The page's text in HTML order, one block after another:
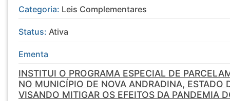
Categoria: Leis Complementares
Status: Ativa
Ementa
INSTITUI O PROGRAMA ESPECIAL DE
NO MUNICÍPIO DE NOVA ANDRADINA, ESTADO
VISANDO MITIGAR OS EFEITOS DA PANDEMIA